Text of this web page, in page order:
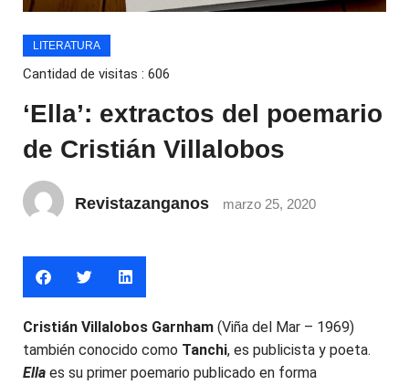
LITERATURA
Cantidad de visitas : 606
‘Ella’: extractos del poemario
de Cristián Villalobos
Revistazanganos marzo 25, 2020
Cristián Villalobos Garnham (Viña del Mar – 1969)
también conocido como Tanchi, es publicista y poeta.
Ella es su primer poemario publicado en forma